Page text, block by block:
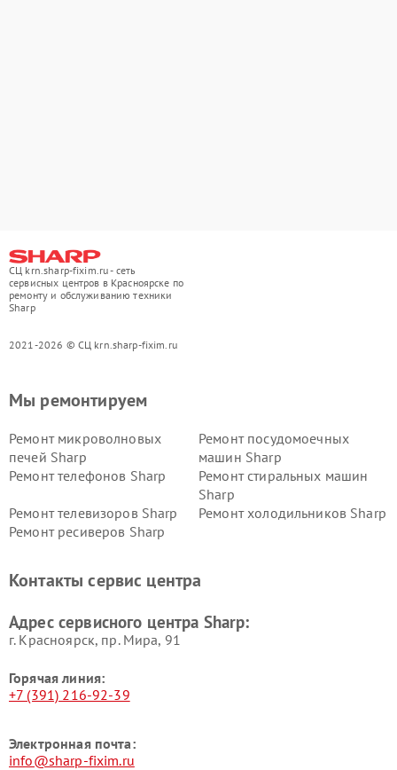
СЦ krn.sharp-fixim.ru - сеть
сервисных центров в Красноярске по
ремонту и обслуживанию техники
Sharp
2021-2026 © СЦ krn.sharp-fixim.ru
Мы ремонтируем
Ремонт микроволновых
печей Sharp
Ремонт посудомоечных
машин Sharp
Ремонт телефонов Sharp
Ремонт стиральных машин
Sharp
Ремонт телевизоров Sharp
Ремонт холодильников Sharp
Ремонт ресиверов Sharp
Контакты сервис центра
Адрес сервисного центра Sharp:
г. Красноярск, ​пр. Мира, 91
Горячая линия:
+7 (391) 216-92-39
Электронная почта:
info@sharp-fixim.ru